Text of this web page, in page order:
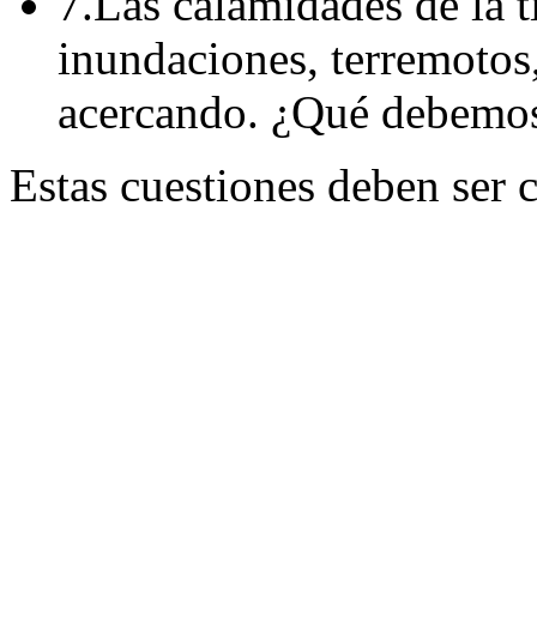
inundaciones,
acercando. ¿Qué
Estas cuestiones deben ser